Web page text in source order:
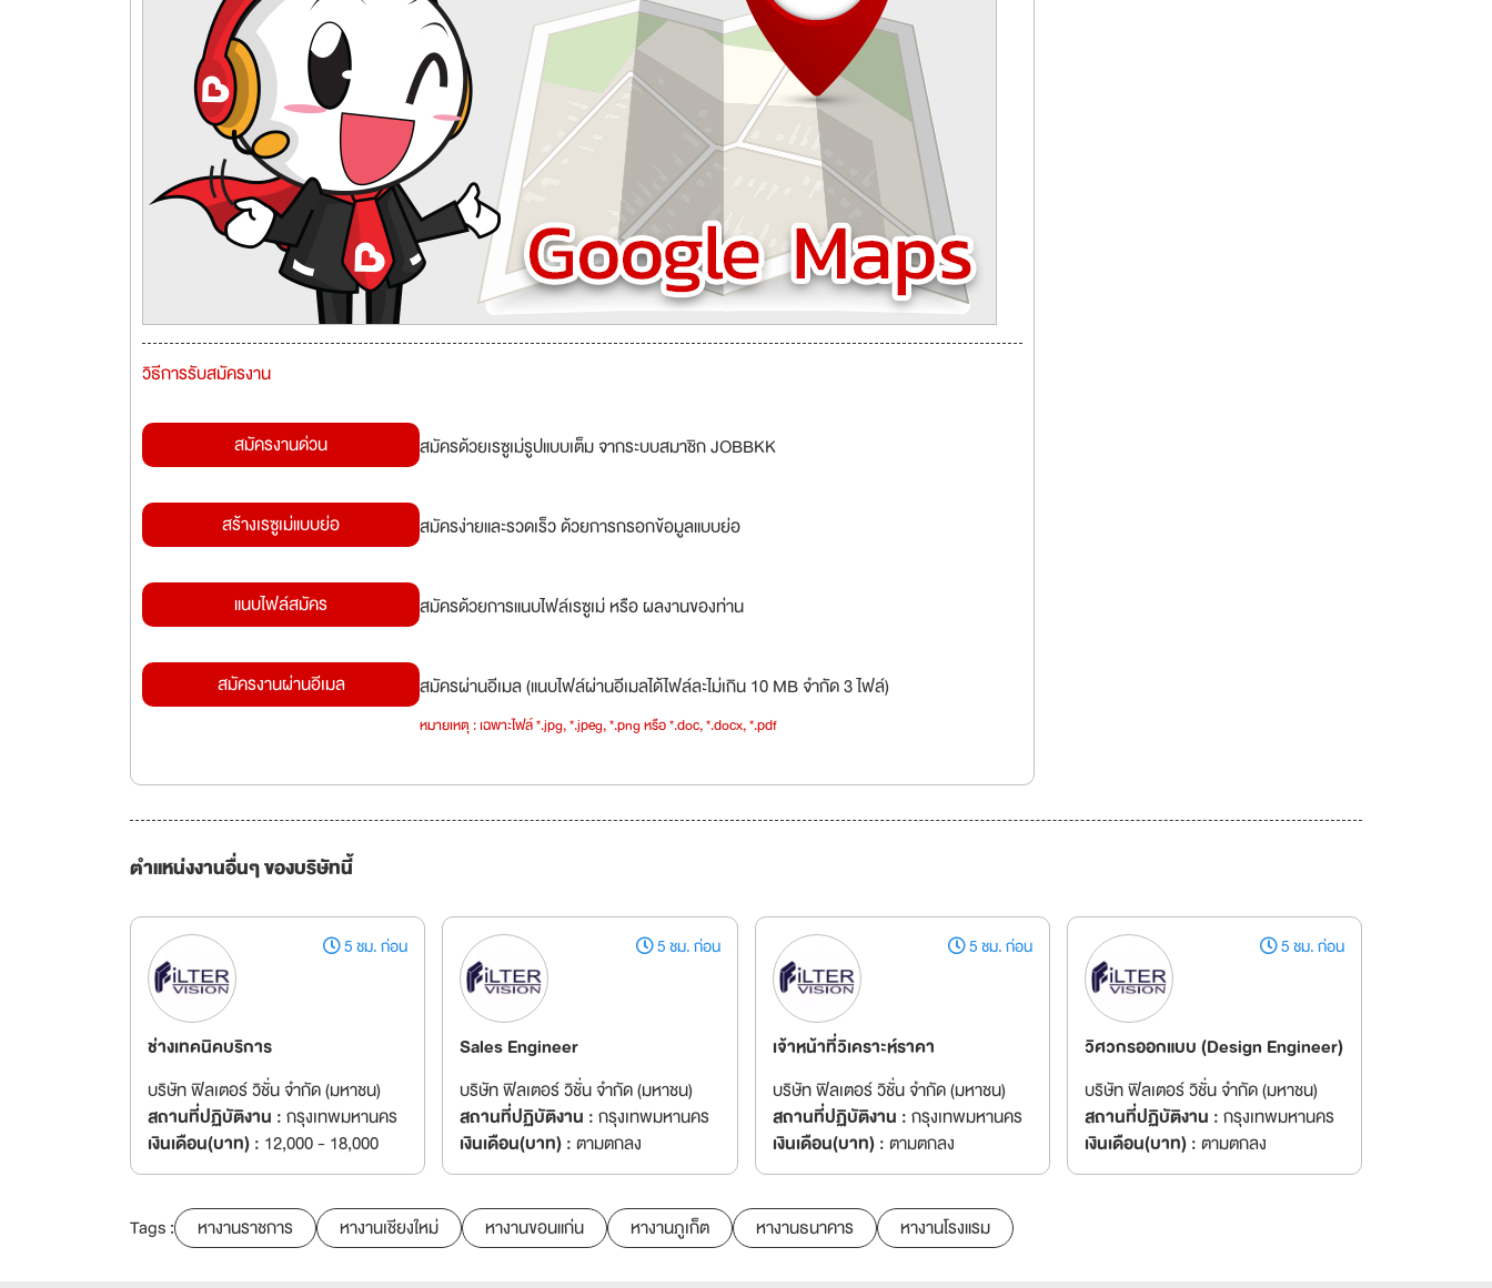
วิธีการรับสมัครงาน
สมัครงานด่วน สมัครด้วยเรซูเม่รูปแบบเต็ม จากระบบสมาชิก JOBBKK
สร้างเรซูเม่แบบย่อ สมัครง่ายและรวดเร็ว ด้วยการกรอกข้อมูลแบบย่อ
แนบไฟล์สมัคร สมัครด้วยการแนบไฟล์เรซูเม่ หรือ ผลงานของท่าน
สมัครงานผ่านอีเมล สมัครผ่านอีเมล (แนบไฟล์ผ่านอีเมลได้ไฟล์ละไม่เกิน 10 MB จำกัด 3 ไฟล์)
หมายเหตุ : เฉพาะไฟล์ *.jpg, *.jpeg, *.png หรือ *.doc, *.docx, *.pdf
ตำแหน่งงานอื่นๆ ของบริษัทนี้
5 ชม. ก่อน
ช่างเทคนิคบริการ
บริษัท ฟิลเตอร์ วิชั่น จำกัด (มหาชน)
สถานที่ปฏิบัติงาน :กรุงเทพมหานคร
เงินเดือน(บาท) : 12,000 - 18,000
5 ชม. ก่อน
Sales Engineer
บริษัท ฟิลเตอร์ วิชั่น จำกัด (มหาชน)
สถานที่ปฏิบัติงาน :กรุงเทพมหานคร
เงินเดือน(บาท) :ตามตกลง
5 ชม. ก่อน
เจ้าหน้าที่วิเคราะห์ราคา
บริษัท ฟิลเตอร์ วิชั่น จำกัด (มหาชน)
สถานที่ปฏิบัติงาน :กรุงเทพมหานคร
เงินเดือน(บาท) :ตามตกลง
5 ชม. ก่อน
วิศวกรออกแบบ (Design Engineer)
บริษัท ฟิลเตอร์ วิชั่น จำกัด (มหาชน)
สถานที่ปฏิบัติงาน :กรุงเทพมหานคร
เงินเดือน(บาท) :ตามตกลง
Tags : หางานราชการ หางานเชียงใหม่ หางานขอนแก่น หางานภูเก็ต หางานธนาคาร หางานโรงแรม